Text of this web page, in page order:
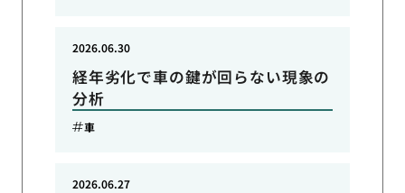
経年劣化で車の鍵が回らない現象の
分析
2026.06.30
車
2026.06.27